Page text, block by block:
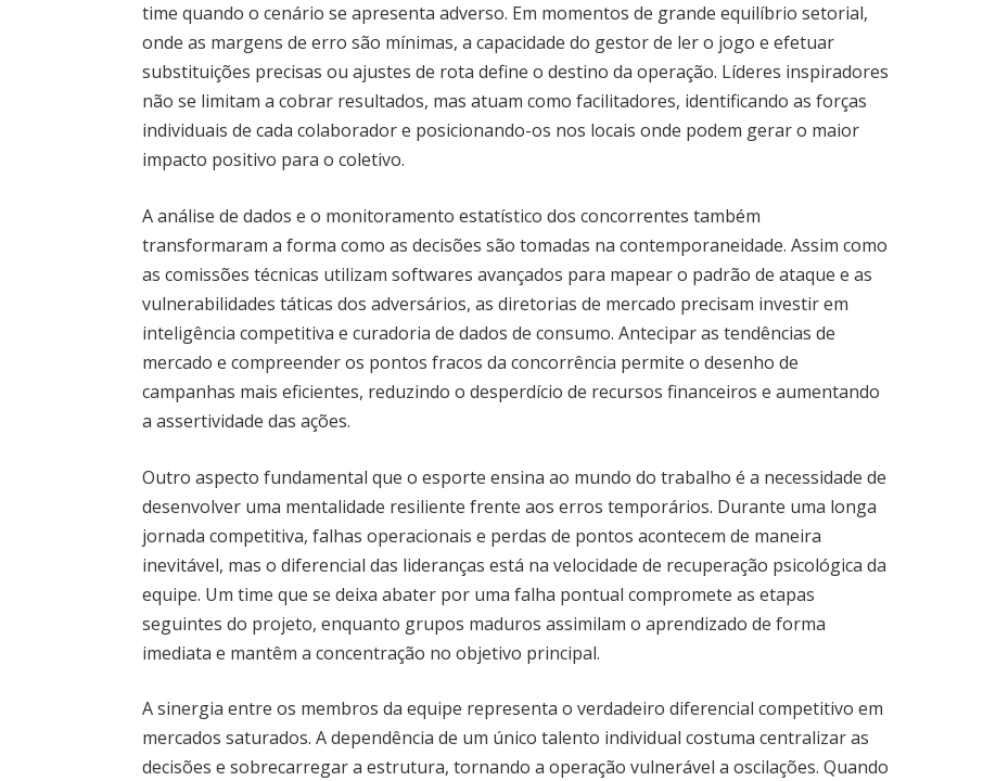
time quando o cenário se apresenta adverso. Em momentos de grande equilíbrio setorial,
onde as margens de erro são mínimas, a capacidade do gestor de ler o jogo e efetuar
substituições precisas ou ajustes de rota define o destino da operação. Líderes inspiradores
não se limitam a cobrar resultados, mas atuam como facilitadores, identificando as forças
individuais de cada colaborador e posicionando-os nos locais onde podem gerar o maior
impacto positivo para o coletivo.
A análise de dados e o monitoramento estatístico dos concorrentes também
transformaram a forma como as decisões são tomadas na contemporaneidade. Assim como
as comissões técnicas utilizam softwares avançados para mapear o padrão de ataque e as
vulnerabilidades táticas dos adversários, as diretorias de mercado precisam investir em
inteligência competitiva e curadoria de dados de consumo. Antecipar as tendências de
mercado e compreender os pontos fracos da concorrência permite o desenho de
campanhas mais eficientes, reduzindo o desperdício de recursos financeiros e aumentando
a assertividade das ações.
Outro aspecto fundamental que o esporte ensina ao mundo do trabalho é a necessidade de
desenvolver uma mentalidade resiliente frente aos erros temporários. Durante uma longa
jornada competitiva, falhas operacionais e perdas de pontos acontecem de maneira
inevitável, mas o diferencial das lideranças está na velocidade de recuperação psicológica da
equipe. Um time que se deixa abater por uma falha pontual compromete as etapas
seguintes do projeto, enquanto grupos maduros assimilam o aprendizado de forma
imediata e mantêm a concentração no objetivo principal.
A sinergia entre os membros da equipe representa o verdadeiro diferencial competitivo em
mercados saturados. A dependência de um único talento individual costuma centralizar as
decisões e sobrecarregar a estrutura, tornando a operação vulnerável a oscilações. Quando